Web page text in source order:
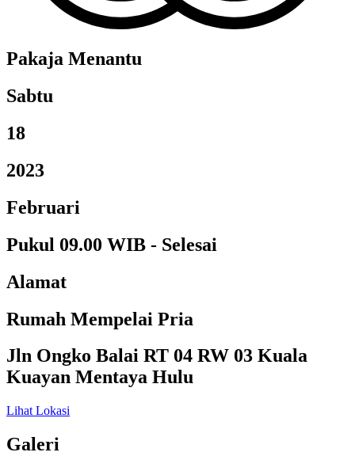
Pakaja Menantu
Sabtu
18
2023
Februari
Pukul 09.00 WIB - Selesai
Alamat
Rumah Mempelai Pria
Jln Ongko Balai RT 04 RW 03 Kuala
Kuayan Mentaya Hulu
Lihat Lokasi
Galeri